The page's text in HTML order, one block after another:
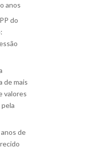
anos
do
de mais
valores
de